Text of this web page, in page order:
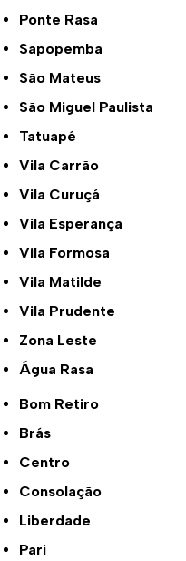
Ponte Rasa
Sapopemba
São Mateus
São Miguel Paulista
Tatuapé
Vila Carrão
Vila Curuçá
Vila Esperança
Vila Formosa
Vila Matilde
Vila Prudente
Zona Leste
Água Rasa
Bom Retiro
Brás
Centro
Consolação
Liberdade
Pari